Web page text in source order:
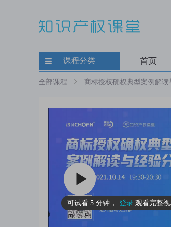
课程分类 首页
全部课程 商标授权确权典型案例解读
可试看 5 分钟 ， 登录 观看完整